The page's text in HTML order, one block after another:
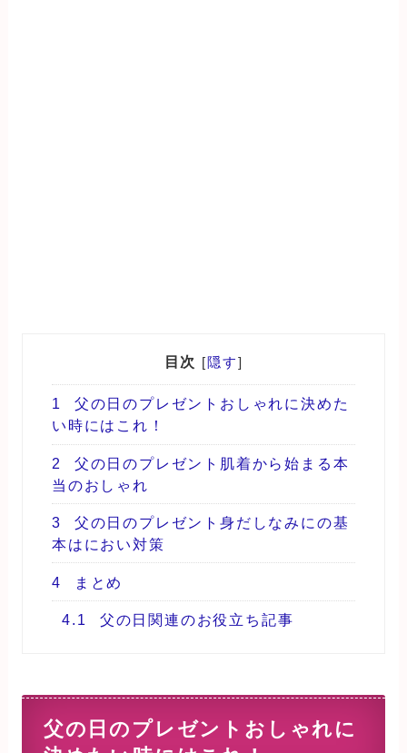
目次 [ 隠す]
1
父の日のプレゼントおしゃれに決めた
い時にはこれ！
2
父の日のプレゼント肌着から始まる本
当のおしゃれ
3
父の日のプレゼント身だしなみにの基
本はにおい対策
4 まとめ
4.1 父の日関連のお役立ち記事
父の日のプレゼントおしゃれに